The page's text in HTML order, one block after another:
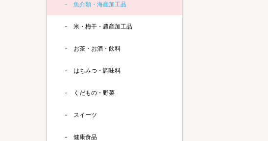
魚介類・海産加工品
米・梅干・農産加工品
お茶・お酒・飲料
はちみつ・調味料
くだもの・野菜
スイーツ
健康食品